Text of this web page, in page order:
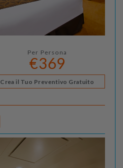
Per Persona
€369
Crea il Tuo Preventivo Gratuito